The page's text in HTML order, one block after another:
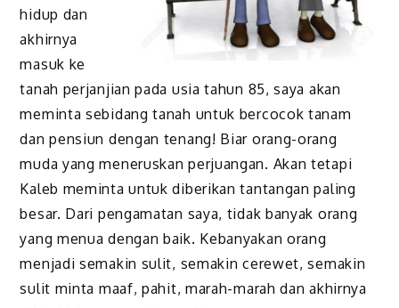
hidup dan
akhirnya
masuk ke
tanah perjanjian pada usia tahun 85, saya akan
meminta sebidang tanah untuk bercocok tanam
dan pensiun dengan tenang! Biar orang-orang
muda yang meneruskan perjuangan. Akan tetapi
Kaleb meminta untuk diberikan tantangan paling
besar. Dari pengamatan saya, tidak banyak orang
yang menua dengan baik. Kebanyakan orang
menjadi semakin sulit, semakin cerewet, semakin
sulit minta maaf, pahit, marah-marah dan akhirnya